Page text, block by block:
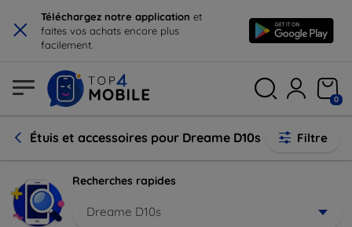
× Téléchargez notre application et
faites vos achats encore plus
facilement.
0
Étuis et accessoires pour Dreame D10s Filtre
Recherches rapides
Dreame D10s